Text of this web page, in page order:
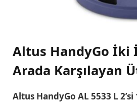
Altus HandyGo İki
Arada Karşılayan
Altus HandyGo AL 5533 L